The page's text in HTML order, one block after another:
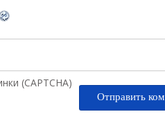
(CAPTCHA)